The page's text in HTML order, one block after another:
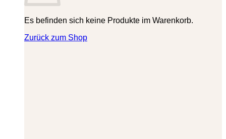
Es befinden sich keine Produkte im Warenkorb.
Zurück zum Shop